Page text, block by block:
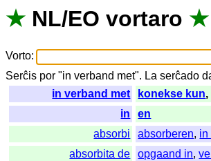
★ NL/EO vortaro ★
Vorto:
Serĉis por "in verband met". La serĉado
in verband met
konekse kun,
in
en
absorbi
absorberen, in
absorbita de
opgaand in,